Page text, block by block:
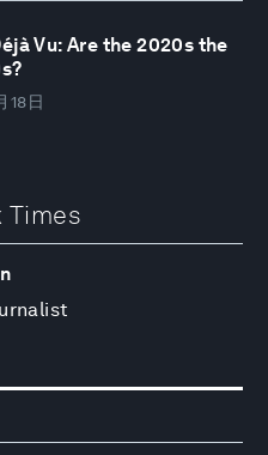
Vu: Are the 2020s the
18日
Times